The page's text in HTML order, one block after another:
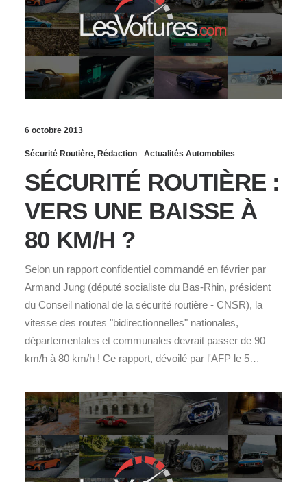
6 octobre 2013
Sécurité Routière, Rédaction Actualités Automobiles
SÉCURITÉ ROUTIÈRE :
VERS UNE BAISSE À
80 KM/H ?
Selon un rapport confidentiel commandé en février par
Armand Jung (député socialiste du Bas-Rhin, président
du Conseil national de la sécurité routière - CNSR), la
vitesse des routes "bidirectionnelles" nationales,
départementales et communales devrait passer de 90
km/h à 80 km/h ! Ce rapport, dévoilé par l'AFP le 5…